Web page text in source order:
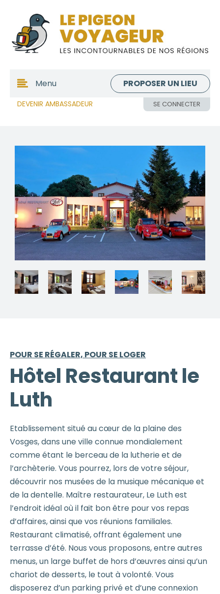
DEVENIR AMBASSADEUR SE CONNECTER
Menu PROPOSER UN LIEU
POUR SE RÉGALER, POUR SE LOGER
Hôtel Restaurant le
Luth
Etablissement situé au cœur de la plaine des
Vosges, dans une ville connue mondialement
comme étant le berceau de la lutherie et de
l’archèterie. Vous pourrez, lors de votre séjour,
découvrir nos musées de la musique mécanique et
de la dentelle. Maître restaurateur, Le Luth est
l’endroit idéal où il fait bon être pour vos repas
d’affaires, ainsi que vos réunions familiales.
Restaurant climatisé, offrant également une
terrasse d’été. Nous vous proposons, entre autres
menus, un large buffet de hors d’œuvres ainsi qu’un
chariot de desserts, le tout à volonté. Vous
disposerez d’un parking privé et d’une connexion